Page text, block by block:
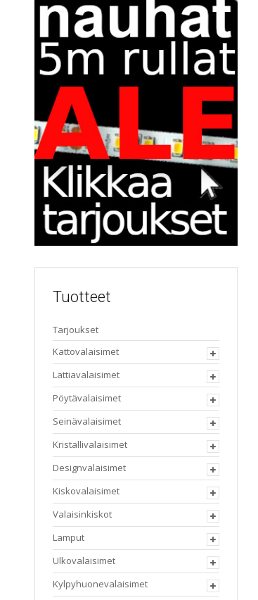
Tuotteet
Tarjoukset
Kattovalaisimet
Lattiavalaisimet
Pöytävalaisimet
Seinävalaisimet
Kristallivalaisimet
Designvalaisimet
Kiskovalaisimet
Valaisinkiskot
Lamput
Ulkovalaisimet
Kylpyhuonevalaisimet